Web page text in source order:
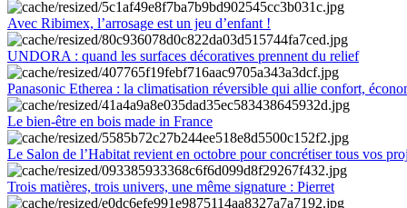
Avec Ribimex, l’arrosage est un jeu d’enfant !
UNDORA : quand les surfaces décoratives prennent du relief
Panasonic Etherea : la climatisation réversible qui allie confort,
Le bien-être en bois made in France
Le Salon de l’Habitat revient en octobre pour concrétiser tous vos
Trois matières, trois univers, une même signature : Pierret